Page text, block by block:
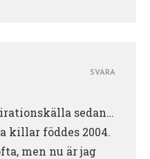
sedan…
killar föddes 2004.
men nu är jag
SVARA